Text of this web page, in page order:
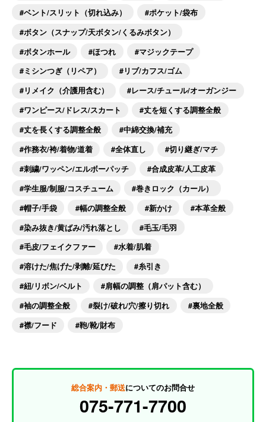
ベント/スリット（切れ込み）
ポケット/袋布
ボタン（スナップ/天ボタン/くるみボタン）
ボタンホール
ほつれ
マジックテープ
ミシンつぎ（リペア）
リブ/カフス/ゴム
リメイク（介護用含む）
レース/チュール/オーガンジー
ワンピース/ドレス/スカート
丈を短くする調整全般
丈を長くする調整全般
中綿交換/補充
作務衣/袴/着物/道着
全体直し
切り継ぎ/マチ
刺繍/ワッペン/エルボーパッチ
合成皮革/人工皮革
学生服/制服/コスチューム
巻きロック（カール）
帽子/手袋
幅の調整全般 新かけ
本革全般
染み抜き/黄ばみ/汚れ落とし
毛玉/毛羽
毛皮/フェイクファー
水着/肌着
溶けた/焦げた/剥離/延びた
糸引き
紐/リボン/ベルト
肩幅の調整（肩パット含む）
袖の調整全般
裂け/破れ/穴/擦り切れ
裏地全般
襟/フード
鞄/靴/財布
総合案内・郵送についてのお問合せ
075-771-7700